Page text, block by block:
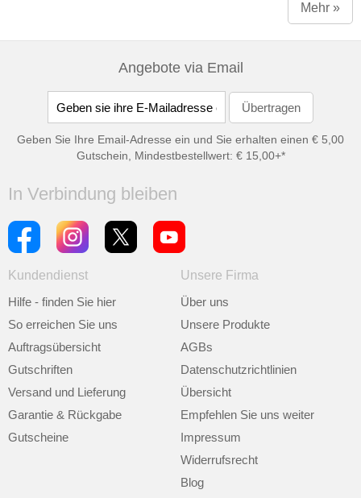
Mehr »
Angebote via Email
Geben Sie Ihre Email-Adresse ein und Sie erhalten einen € 5,00
Gutschein, Mindestbestellwert: € 15,00+*
In Verbindung bleiben
Kundendienst
Hilfe - finden Sie hier
So erreichen Sie uns
Auftragsübersicht
Gutschriften
Versand und Lieferung
Garantie & Rückgabe
Gutscheine
Unsere Firma
Über uns
Unsere Produkte
AGBs
Datenschutzrichtlinien
Übersicht
Empfehlen Sie uns weiter
Impressum
Widerrufsrecht
Blog